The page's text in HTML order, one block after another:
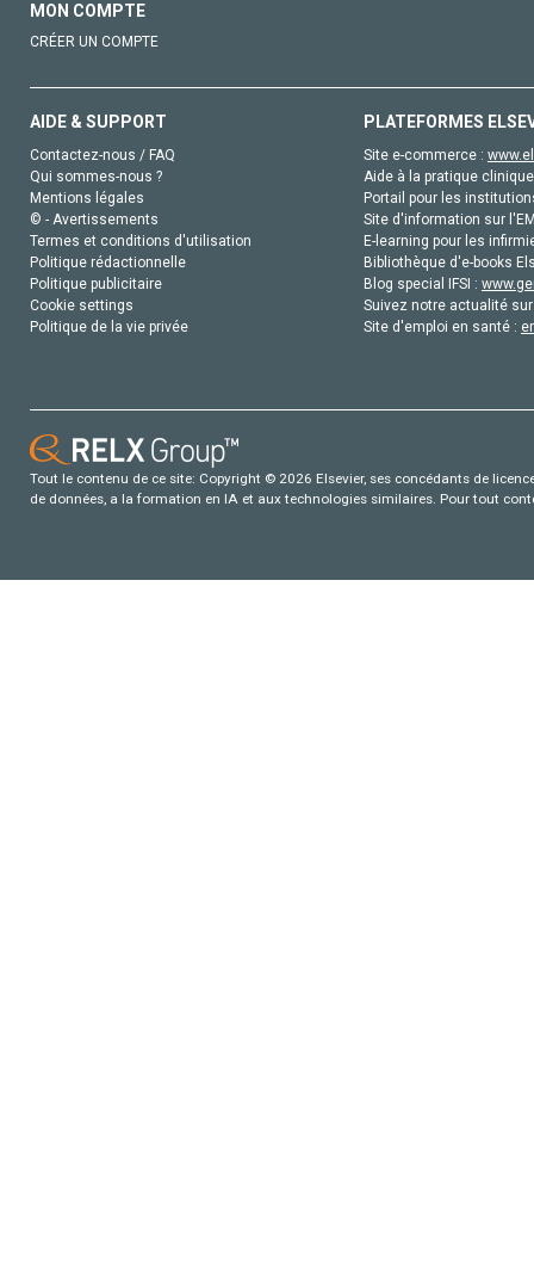
MON COMPTE
CRÉER UN COMPTE
AIDE & SUPPORT
Contactez-nous / FAQ
Qui sommes-nous ?
Mentions légales
© - Avertissements
Termes et conditions d'utilisation
Politique rédactionnelle
Politique publicitaire
Cookie settings
Politique de la vie privée
PLATEFORMES
Site e-commerce :
Aide à la pratique
Portail pour les
Site d'information sur
E-learning pour les
Bibliothèque d'e-books
Blog special IFSI :
Suivez notre actualité
Site d'emploi en santé :
Tout le contenu de ce site: Copyright © 2026 Elsevier, ses concédants de
de données, a la formation en IA et aux technologies similaires. Pour tout